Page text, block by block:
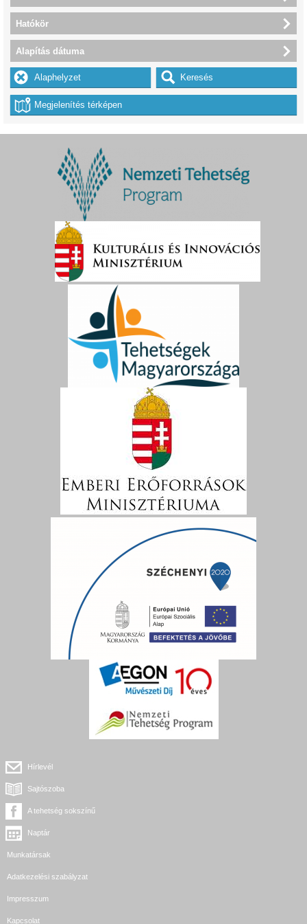
Hatókör
Alapítás dátuma
Hírlevél
Sajtószoba
A tehetség sokszínű
Naptár
Munkatársak
Adatkezelési szabályzat
Impresszum
Kapcsolat